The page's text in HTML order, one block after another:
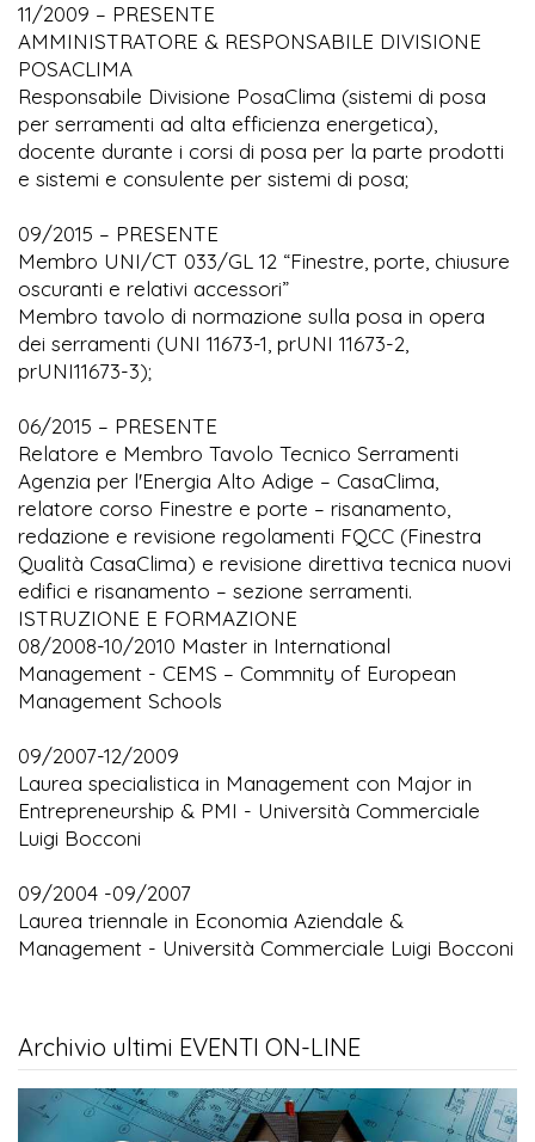
11/2009 – PRESENTE
AMMINISTRATORE & RESPONSABILE DIVISIONE
POSACLIMA
Responsabile Divisione PosaClima (sistemi di posa
per serramenti ad alta efficienza energetica),
docente durante i corsi di posa per la parte prodotti
e sistemi e consulente per sistemi di posa;
09/2015 – PRESENTE
Membro UNI/CT 033/GL 12 “Finestre, porte, chiusure
oscuranti e relativi accessori”
Membro tavolo di normazione sulla posa in opera
dei serramenti (UNI 11673-1, prUNI 11673-2,
prUNI11673-3);
06/2015 – PRESENTE
Relatore e Membro Tavolo Tecnico Serramenti
Agenzia per l'Energia Alto Adige – CasaClima,
relatore corso Finestre e porte – risanamento,
redazione e revisione regolamenti FQCC (Finestra
Qualità CasaClima) e revisione direttiva tecnica nuovi
edifici e risanamento – sezione serramenti.
ISTRUZIONE E FORMAZIONE
08/2008-10/2010 Master in International
Management - CEMS – Commnity of European
Management Schools
09/2007-12/2009
Laurea specialistica in Management con Major in
Entrepreneurship & PMI - Università Commerciale
Luigi Bocconi
09/2004 -09/2007
Laurea triennale in Economia Aziendale &
Management - Università Commerciale Luigi Bocconi
Archivio ultimi EVENTI ON-LINE